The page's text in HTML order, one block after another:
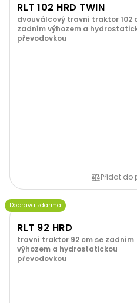
RLT 102 HRD TWIN
dvouválcový travní traktor 102
zadním výhozem a
převodovkou
Přidat do
Doprava zdarma
RLT 92 HRD
travní traktor 92 cm se zadním
výhozem a hydrostatickou
převodovkou